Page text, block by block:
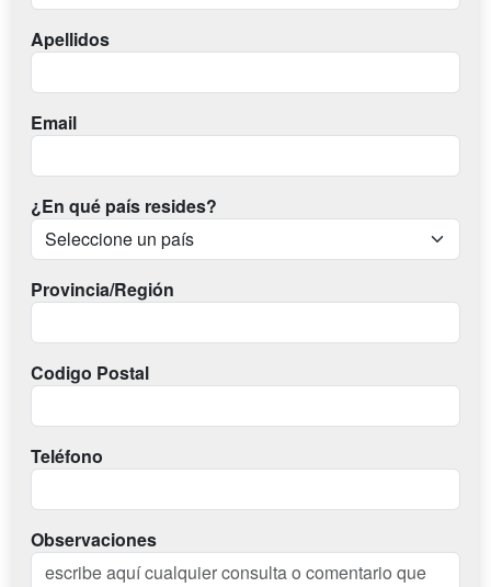
Apellidos
Email
¿En qué país resides?
Provincia/Región
Codigo Postal
Teléfono
Observaciones